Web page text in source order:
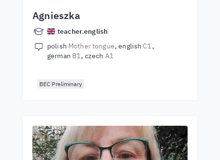
Agnieszka
teacher.english
polish Mother tongue english C1
german B1 czech A1
BEC Preliminary